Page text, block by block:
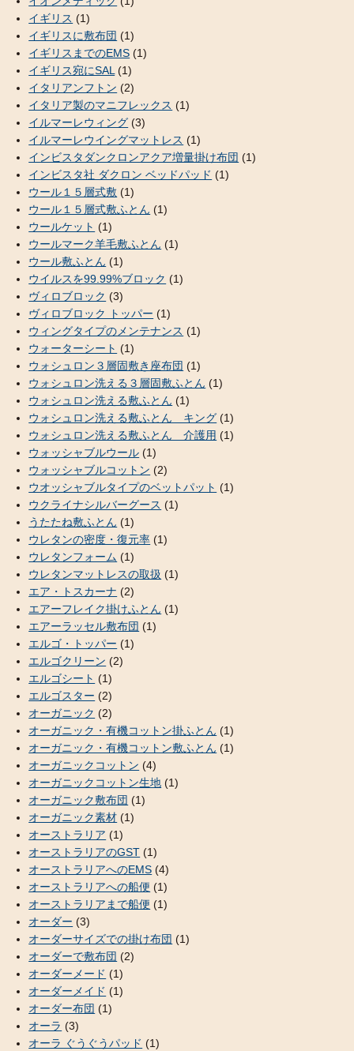
イギリス (1)
イギリスに敷布団 (1)
イギリスまでのEMS (1)
イギリス宛にSAL(1)
イタリアンフトン (2)
イタリア製のマニフレックス (1)
イルマーレウィング (3)
イルマーレウイングマットレス (1)
インビスタダンクロンアクア増量掛け布団 (1)
インビスタ社 ダクロン ベッドパッド (1)
ウール１５層式敷 (1)
ウール１５層式敷ふとん (1)
ウールケット (1)
ウールマーク羊毛敷ふとん (1)
ウール敷ふとん (1)
ウイルスを99.99%ブロック (1)
ヴィロブロック (3)
ヴィロブロック トッパー (1)
ウィングタイプのメンテナンス (1)
ウォーターシート (1)
ウォシュロン３層固敷き座布団 (1)
ウォシュロン洗える３層固敷ふとん (1)
ウォシュロン洗える敷ふとん (1)
ウォシュロン洗える敷ふとん キング (1)
ウォシュロン洗える敷ふとん 介護用 (1)
ウォッシャブルウール (1)
ウォッシャブルコットン (2)
ウオッシャブルタイプのベットパット (1)
ウクライナシルバーグース (1)
うたたね敷ふとん (1)
ウレタンの密度・復元率 (1)
ウレタンフォーム (1)
ウレタンマットレスの取扱 (1)
エア・トスカーナ (2)
エアーフレイク掛けふとん (1)
エアーラッセル敷布団 (1)
エルゴ・トッパー (1)
エルゴクリーン (2)
エルゴシート (1)
エルゴスター (2)
オーガニック (2)
オーガニック・有機コットン掛ふとん (1)
オーガニック・有機コットン敷ふとん (1)
オーガニックコットン (4)
オーガニックコットン生地 (1)
オーガニック敷布団 (1)
オーガニック素材 (1)
オーストラリア (1)
オーストラリアのGST (1)
オーストラリアへのEMS (4)
オーストラリアへの船便 (1)
オーストラリアまで船便 (1)
オーダー (3)
オーダーサイズでの掛け布団 (1)
オーダーで敷布団 (2)
オーダーメード (1)
オーダーメイド (1)
オーダー布団 (1)
オーラ (3)
オーラ ぐうぐうパッド (1)